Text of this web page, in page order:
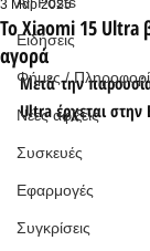
Ειδήσεις
Φήμες /
Νέες αφίξεις
Συσκευές
Εφαρμογές
Συγκρίσεις
Το Xiaomi 15 Ultra
αγορά
3 Μαρ 2025
Μετά την
Ultra έρχεται